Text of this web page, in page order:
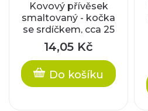
Kovový přívěsek
smaltovaný - kočka
se srdíčkem, cca 25
x 8 mm
14,05 Kč
Do košíku